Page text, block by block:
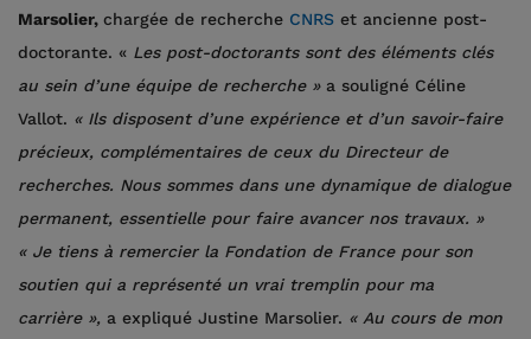
Marsolier, chargée de recherche CNRS et ancienne post-
doctorante. « Les post-doctorants sont des éléments clés
au sein d’une équipe de recherche » a souligné Céline
Vallot. « Ils disposent d’une expérience et d’un savoir-faire
précieux, complémentaires de ceux du Directeur de
recherches. Nous sommes dans une dynamique de dialogue
permanent, essentielle pour faire avancer nos travaux. »
« Je tiens à remercier la Fondation de France pour son
soutien qui a représenté un vrai tremplin pour ma
carrière », a expliqué Justine Marsolier. « Au cours de mon